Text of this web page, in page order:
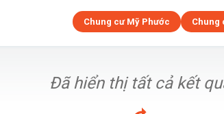
Chung cư Mỹ Phước Chung
Đã hiển thị tất cả kết